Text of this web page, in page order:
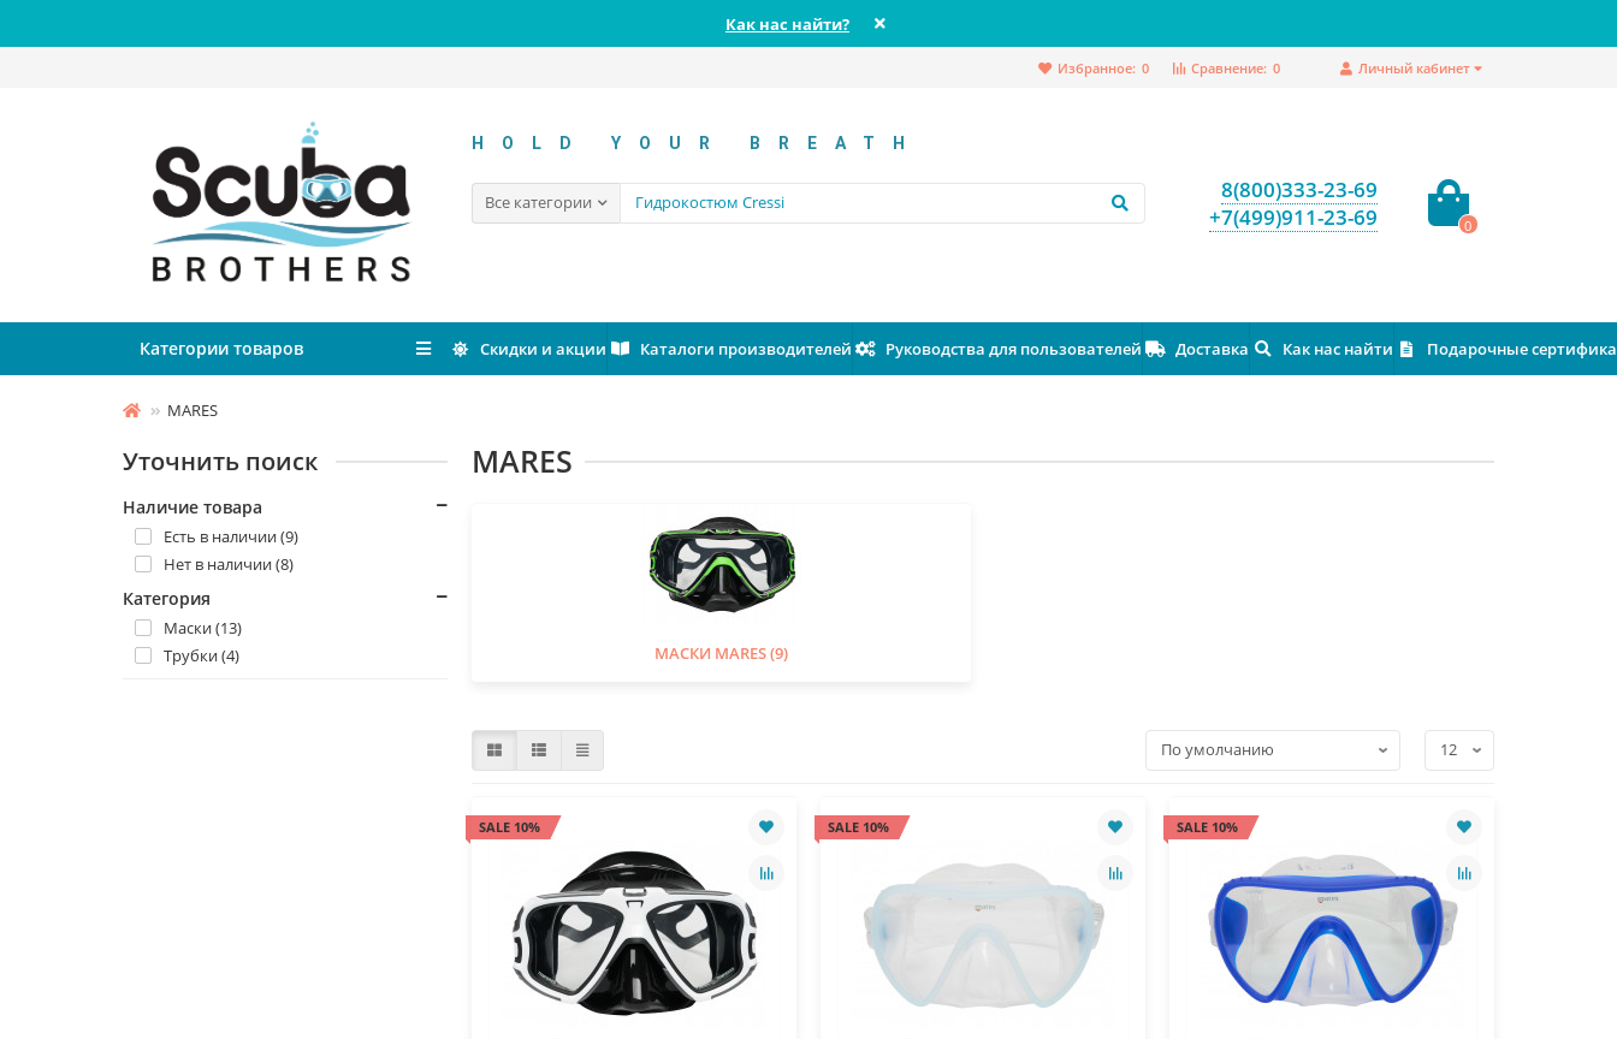
Как нас найти?
Личный кабинет
Сравнение: 0
Избранное: 0
HOLD YOUR BREATH
Все категории
8(800)333-23-69
+7(499)911-23-69
0
Категории товаров Скидки и акции Каталоги производителей Руководства для пользователей Доставка Как нас найти Подарочные
MARES
Уточнить поиск
Наличие товара
Есть в наличии (9)
Нет в наличии (8)
Категория
Маски (13)
Трубки (4)
MARES
МАСКИ MARES (9)
SALE 10% SALE 10% SALE 10%